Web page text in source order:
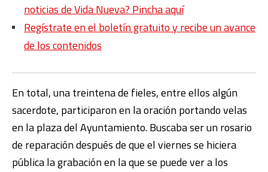
noticias de Vida Nueva? Pincha aquí
Regístrate en el boletín gratuito y recibe un avance
de los contenidos
En total, una treintena de fieles, entre ellos algún
sacerdote, participaron en la oración portando velas
en la plaza del Ayuntamiento. Buscaba ser un rosario
de reparación después de que el viernes se hiciera
pública la grabación en la que se puede ver a los